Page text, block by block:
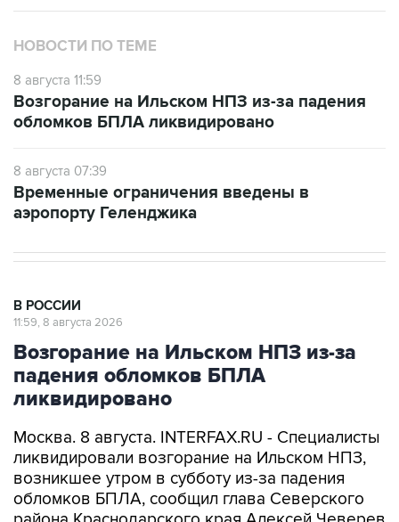
НОВОСТИ ПО ТЕМЕ
8 августа 11:59
Возгорание на Ильском НПЗ из-за падения
обломков БПЛА ликвидировано
8 августа 07:39
Временные ограничения введены в
аэропорту Геленджика
В РОССИИ
11:59, 8 августа 2026
Возгорание на Ильском НПЗ из-за
падения обломков БПЛА
ликвидировано
Москва. 8 августа. INTERFAX.RU - Специалисты
ликвидировали возгорание на Ильском НПЗ,
возникшее утром в субботу из-за падения
обломков БПЛА, сообщил глава Северского